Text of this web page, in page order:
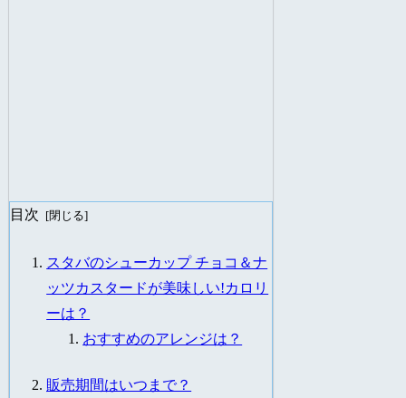
目次
スタバのシューカップ チョコ＆ナ
ッツカスタードが美味しい!カロリ
ーは？
おすすめのアレンジは？
販売期間はいつまで？